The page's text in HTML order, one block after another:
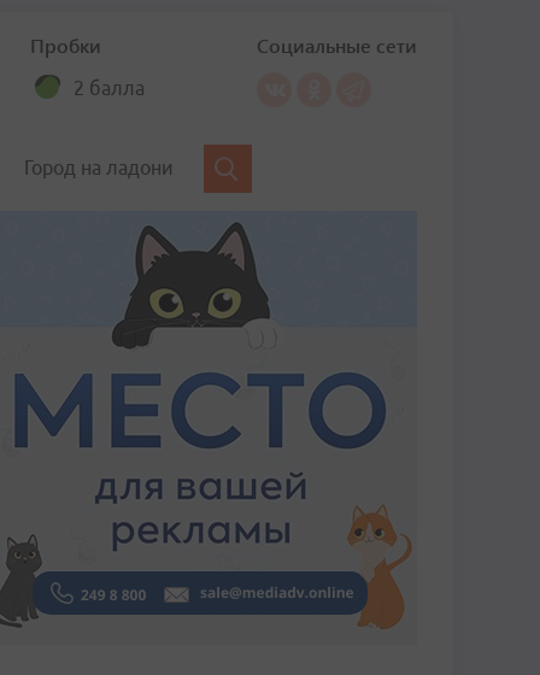
Пробки
2 балла
Социальные сети
Город на ладони